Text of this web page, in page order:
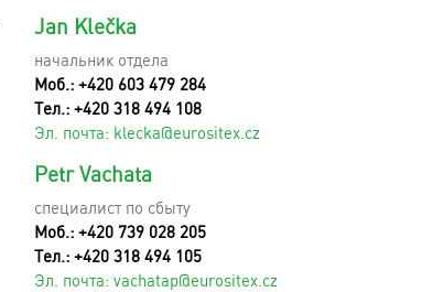
Jan Klečka
начальник отдела
Моб.: +420 603 479 284
Тел.: +420 318 494 108
Эл. почта: klecka@eurositex.cz
Petr Vachata
специалист по сбыту
Моб.: +420 739 028 205
Тел.: +420 318 494 105
Эл. почта: vachatap@eurositex.cz